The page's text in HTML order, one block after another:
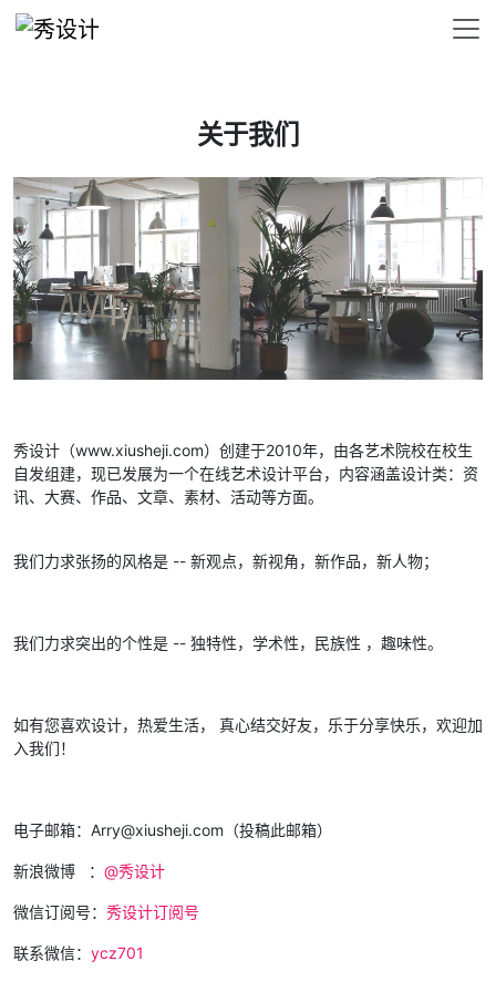
关于我们
秀设计（www.xiusheji.com）创建于2010年，由各艺术院校在校生
自发组建，现已发展为一个在线艺术设计平台，内容涵盖设计类：资
讯、大赛、作品、文章、素材、活动等方面。
我们力求张扬的风格是 -- 新观点，新视角，新作品，新人物；
我们力求突出的个性是 -- 独特性，学术性，民族性 ，趣味性。
如有您喜欢设计，热爱生活， 真心结交好友，乐于分享快乐，欢迎加
入我们！
电子邮箱：Arry@xiusheji.com（投稿此邮箱）
新浪微博 ： @秀设计
微信订阅号： 秀设计订阅号
联系微信： ycz701